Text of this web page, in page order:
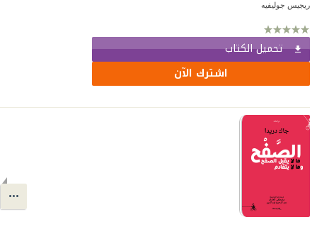
ريجيس جوليفيه
تحميل الكتاب
اشترك الآن